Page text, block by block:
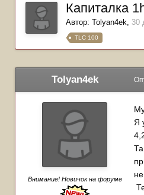
Капиталка
Автор: Tolyan4ek, 30
TLC 100
Tolyan4ek
Внимание! Новичок на форуме
Я